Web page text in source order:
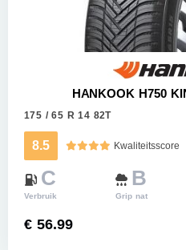
HANKOOK H750
175 / 65 R 14 82T
8.5 Kwaliteitsscore
C
Verbruik
B
Grip nat
€ 56.99